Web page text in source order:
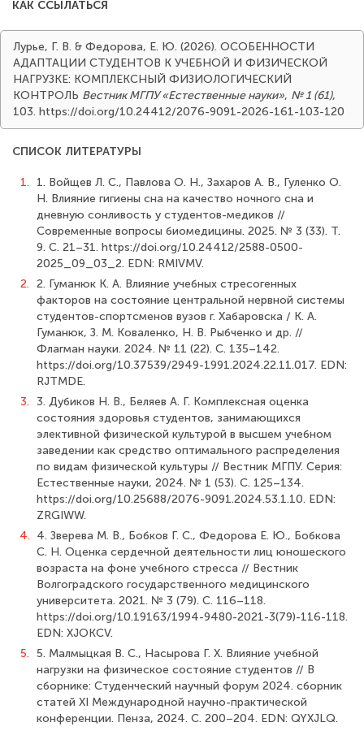
КАК ССЫЛАТЬСЯ
Лурье, Г. В. & Федорова, Е. Ю. (2026). ОСОБЕННОСТИ
АДАПТАЦИИ СТУДЕНТОВ К УЧЕБНОЙ И ФИЗИЧЕСКОЙ
НАГРУЗКЕ: КОМПЛЕКСНЫЙ ФИЗИОЛОГИЧЕСКИЙ
КОНТРОЛЬ Вестник МГПУ «Естественные науки», № 1 (61),
103. https://doi.org/10.24412/2076-9091-2026-161-103-120
СПИСОК ЛИТЕРАТУРЫ
1.
1. Войщев Л. С., Павлова О. Н., Захаров А. В., Гуленко О.
Н. Влияние гигиены сна на качество ночного сна и
дневную сонливость у студентов-медиков //
Современные вопросы биомедицины. 2025. № 3 (33). Т.
9. С. 21–31. https://doi.org/10.24412/2588-0500-
2025_09_03_2. EDN: RMIVMV.
2. 2. Гуманюк К. А. Влияние учебных стресогенных
факторов на состояние центральной нервной системы
студентов-спортсменов вузов г. Хабаровска / К. А.
Гуманюк, З. М. Коваленко, Н. В. Рыбченко и др. //
Флагман науки. 2024. № 11 (22). С. 135–142.
https://doi.org/10.37539/2949-1991.2024.22.11.017. EDN:
RJTMDE.
3. 3. Дубиков Н. В., Беляев А. Г. Комплексная оценка
состояния здоровья студентов, занимающихся
элективной физической культурой в высшем учебном
заведении как средство оптимального распределения
по видам физической культуры // Вестник МГПУ. Серия:
Естественные науки, 2024. № 1 (53). С. 125–134.
https://doi.org/10.25688/2076-9091.2024.53.1.10. EDN:
ZRGIWW.
4. 4. Зверева М. В., Бобков Г. С., Федорова Е. Ю., Бобкова
С. Н. Оценка сердечной деятельности лиц юношеского
возраста на фоне учебного стресса // Вестник
Волгоградского государственного медицинского
университета. 2021. № 3 (79). С. 116–118.
https://doi.org/10.19163/1994-9480-2021-3(79)-116-118.
EDN: XJOKCV.
5. 5. Малмыцкая В. С., Насырова Г. Х. Влияние учебной
нагрузки на физическое состояние студентов // В
сборнике: Студенческий научный форум 2024. сборник
статей XI Международной научно-практической
конференции. Пенза, 2024. С. 200–204. EDN: QYXJLQ.